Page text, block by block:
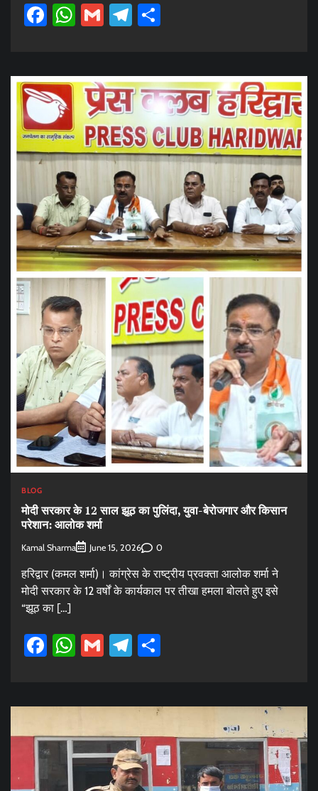
Facebook
WhatsApp
GmailTelegram
BLOG
मोदी सरकार के 12 साल झूठ का पुलिंदा, युवा-बेरोजगार और किसान
परेशान: आलोक शर्मा
Kamal Sharma June 15, 2026 0
हरिद्वार (कमल शर्मा)। कांग्रेस के राष्ट्रीय प्रवक्ता आलोक शर्मा ने
मोदी सरकार के 12 वर्षों के कार्यकाल पर तीखा हमला बोलते हुए इसे
“झूठ का […]
Facebook
WhatsApp
GmailTelegram